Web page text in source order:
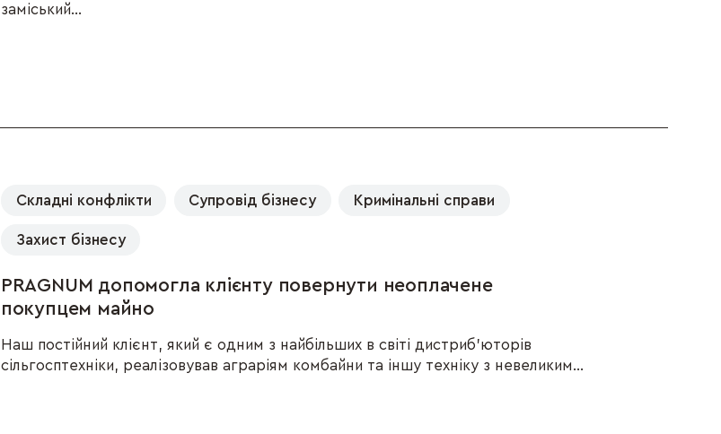
заміський...
Складні конфлікти Супровід бізнесу Кримінальні справи
Захист бізнесу
PRAGNUM допомогла клієнту повернути неоплачене
покупцем майно
Наш постійний клієнт, який є одним з найбільших в світі дистриб’юторів
сільгосптехніки, реалізовував аграріям комбайни та іншу техніку з невеликим...